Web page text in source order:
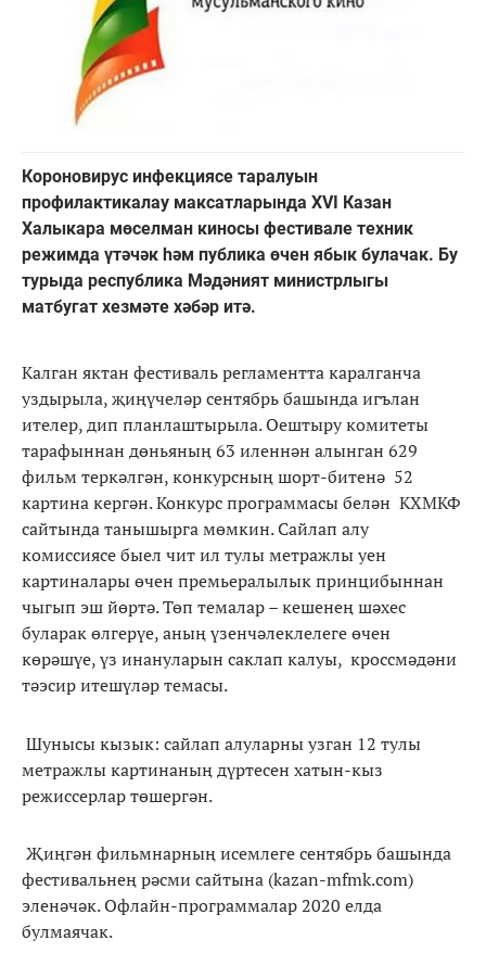
Короновирус инфекциясе таралуын
профилактикалау максатларында XVI Казан
Халыкара мөселман киносы фестивале техник
режимда үтәчәк һәм публика өчен ябык булачак. Бу
турыда республика Мәдәният министрлыгы
матбугат хезмәте хәбәр итә.
Калган яктан фестиваль регламентта каралганча
уздырыла, җиңүчеләр сентябрь башында игълан
ителер, дип планлаштырыла. Оештыру комитеты
тарафыннан дөньяның 63 иленнән алынган 629
фильм теркәлгән, конкурсның шорт-битенә 52
картина кергән. Конкурс программасы белән КХМКФ
сайтында танышырга мөмкин. Сайлап алу
комиссиясе быел чит ил тулы метражлы уен
картиналары өчен премьералылык принцибыннан
чыгып эш йөртә. Төп темалар – кешенең шәхес
буларак өлгерүе, аның үзенчәлеклелеге өчен
көрәшүе, үз инануларын саклап калуы, кроссмәдәни
тәэсир итешүләр темасы.
Шунысы кызык: сайлап алуларны узган 12 тулы
метражлы картинаның дүртесен хатын-кыз
режиссерлар төшергән.
Җиңгән фильмнарның исемлеге сентябрь башында
фестивальнең рәсми сайтына (kazan-mfmk.com)
эленәчәк. Офлайн-программалар 2020 елда
булмаячак.